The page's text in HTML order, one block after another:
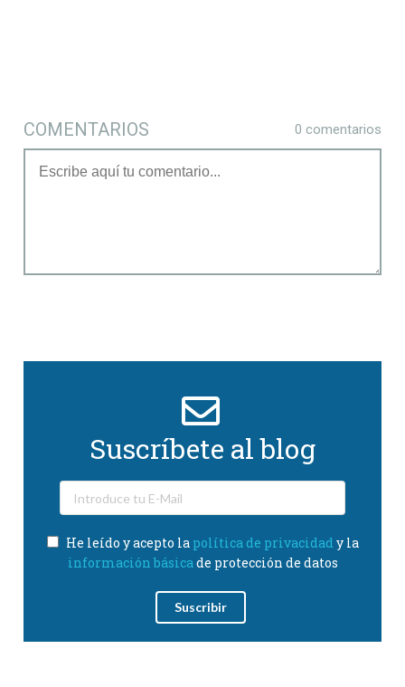
COMENTARIOS 0 comentarios
Suscríbete al blog
He leído y acepto la política de privacidad y la
información básicade protección de datos